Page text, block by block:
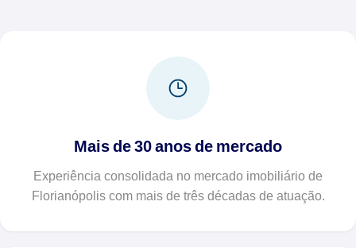
Mais de 30 anos de mercado
Experiência consolidada no mercado imobiliário de
Florianópolis com mais de três décadas de atuação.